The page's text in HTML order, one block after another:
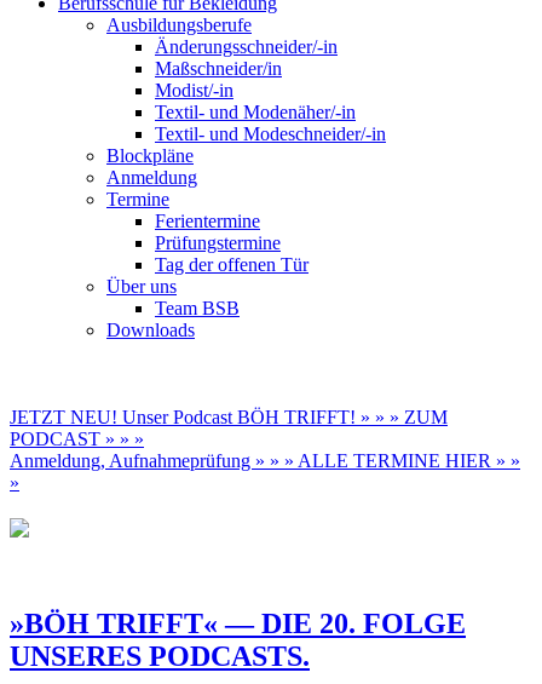
Ausbildungsberufe
Änderungsschneider/-in
Maßschneider/in
Modist/-in
Textil- und Modenäher/-in
Textil- und Modeschneider/-in
Blockpläne
Anmeldung
Termine
Ferientermine
Prüfungstermine
Tag der offenen Tür
Über uns
Team BSB
Downloads
JETZT NEU! Unser Podcast BÖH TRIFFT! » » » ZUM
PODCAST » » »
Anmeldung, Aufnahmeprüfung » » » ALLE TERMINE HIER » »
»
»BÖH TRIFFT« — DIE 20. FOLGE
UNSERES PODCASTS.